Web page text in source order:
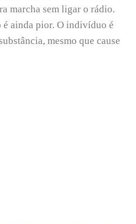
marcha sem ligar o rádio.
ainda pior. O indivíduo é
mesmo que cause